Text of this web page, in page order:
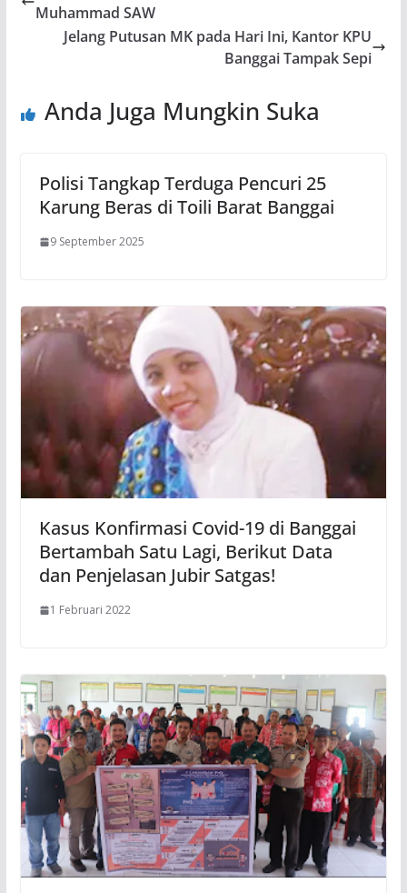
Muhammad SAW
Jelang Putusan MK pada Hari Ini, Kantor KPU
Banggai Tampak Sepi
Anda Juga Mungkin Suka
Polisi Tangkap Terduga Pencuri 25
Karung Beras di Toili Barat Banggai
9 September 2025
Kasus Konfirmasi Covid-19 di Banggai
Bertambah Satu Lagi, Berikut Data
dan Penjelasan Jubir Satgas!
1 Februari 2022